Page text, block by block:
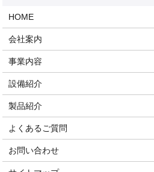
HOME
会社案内
事業内容
設備紹介
製品紹介
よくあるご質問
お問い合わせ